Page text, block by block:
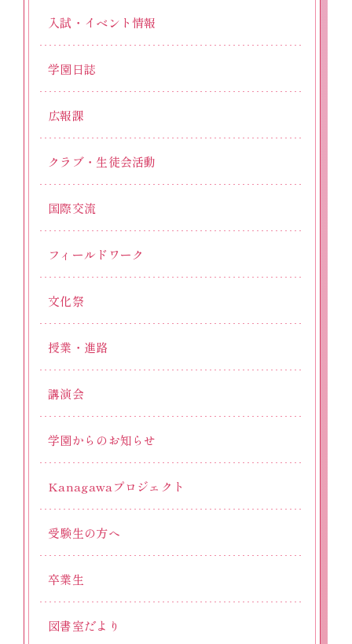
入試・イベント情報
学園日誌
広報課
クラブ・生徒会活動
国際交流
フィールドワーク
文化祭
授業・進路
講演会
学園からのお知らせ
Kanagawaプロジェクト
受験生の方へ
卒業生
図書室だより